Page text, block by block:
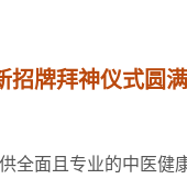
招牌拜神仪式圆
全面且专业的中医健